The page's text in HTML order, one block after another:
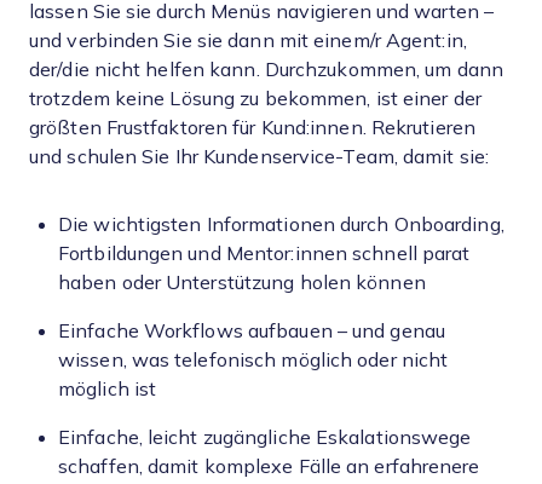
lassen Sie sie durch Menüs navigieren und warten –
und verbinden Sie sie dann mit einem/r Agent:in,
der/die nicht helfen kann. Durchzukommen, um dann
trotzdem keine Lösung zu bekommen, ist einer der
größten Frustfaktoren für Kund:innen. Rekrutieren
und schulen Sie Ihr Kundenservice-Team, damit sie:
Die wichtigsten Informationen durch Onboarding,
Fortbildungen und Mentor:innen schnell parat
haben oder Unterstützung holen können
Einfache Workflows aufbauen – und genau
wissen, was telefonisch möglich oder nicht
möglich ist
Einfache, leicht zugängliche Eskalationswege
schaffen, damit komplexe Fälle an erfahrenere